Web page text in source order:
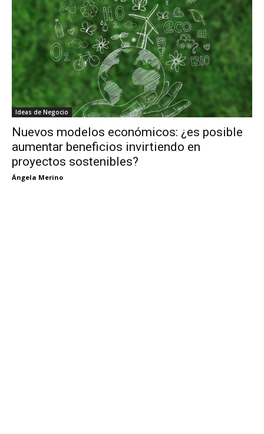
Ideas de Negocio
Nuevos modelos económicos: ¿es posible
aumentar beneficios invirtiendo en
proyectos sostenibles?
Ángela Merino